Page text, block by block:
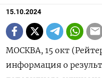
15.10.2024
МОСКВА, 15 окт
информация о